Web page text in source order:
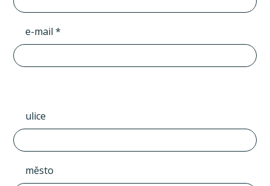
e-mail *
ulice
město